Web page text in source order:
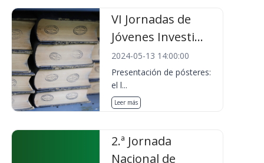
VI Jornadas de
Jóvenes Investi...
2024-05-13 14:00:00
Presentación de pósteres:
el l...
Leer más
2.ª Jornada
Nacional de